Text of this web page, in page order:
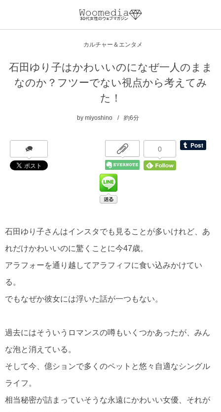
カルチャー＆エンタメ
石田ゆり子はかわいいのになぜ一人のまま
なのか？フツーでない視点から考えてみ
た！
by miyoshino 約6分
0
石田ゆり子さんはインスタでも見ることが多いけれど、あ
れだけかわいいのに驚くことに今47歳。
アラフォーを通り越してアラフィフに食い込みかけてい
る。
でもなぜか彼女には浮いた話が一つもない。
過去にはそういうロマンスの噂もいくつかあったが、みん
な泡と消えている。
そして今、億ションで多くのペットと悠々自適なシングル
ライフ。
相当秘密が詰まっていそうな永遠にかわいい女優、それが